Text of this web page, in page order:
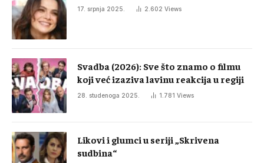
17. srpnja 2025. 2.602 Views
Svadba (2026): Sve što znamo o filmu
koji već izaziva lavinu reakcija u regiji
28. studenoga 2025. 1.781 Views
Likovi i glumci u seriji „Skrivena
sudbina“